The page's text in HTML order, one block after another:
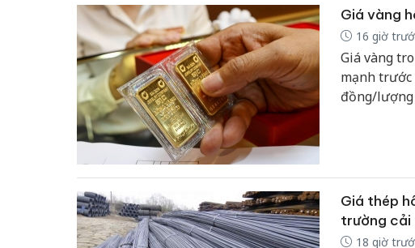
Giá vàng
16 giờ
Giá vàng
mạnh trước
đồng/lượng
Giá thép
trường cải
18 giờ